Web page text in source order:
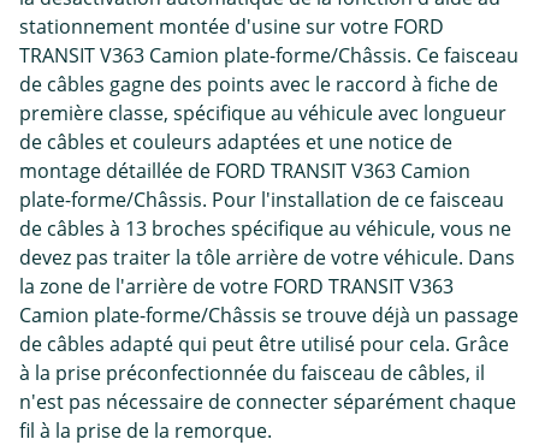
stationnement montée d'usine sur votre FORD
TRANSIT V363 Camion plate-forme/Châssis. Ce faisceau
de câbles gagne des points avec le raccord à fiche de
première classe, spécifique au véhicule avec longueur
de câbles et couleurs adaptées et une notice de
montage détaillée de FORD TRANSIT V363 Camion
plate-forme/Châssis. Pour l'installation de ce faisceau
de câbles à 13 broches spécifique au véhicule, vous ne
devez pas traiter la tôle arrière de votre véhicule. Dans
la zone de l'arrière de votre FORD TRANSIT V363
Camion plate-forme/Châssis se trouve déjà un passage
de câbles adapté qui peut être utilisé pour cela. Grâce
à la prise préconfectionnée du faisceau de câbles, il
n'est pas nécessaire de connecter séparément chaque
fil à la prise de la remorque.